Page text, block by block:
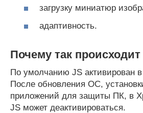
загрузку миниатюр
адаптивность.
Почему так происходит
По умолчанию JS активирован в
После обновления ОС,
приложений для защиты ПК, в
JS может деактивироваться.